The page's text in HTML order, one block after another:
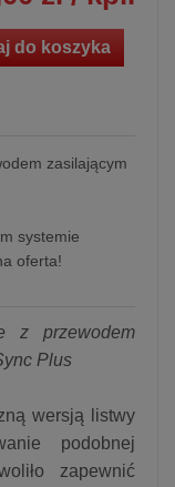
do koszyka
zasilającym
systemie
oferta!
z przewodem
Plus
wersją listwy
podobnej
zapewnić